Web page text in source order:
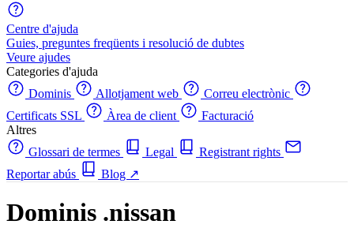
Centre d'ajuda
Guies, preguntes freqüents i resolució de dubtes
Veure ajudes
Categories d'ajuda
Dominis
Allotjament web
Correu electrònic
Certificats SSL
Àrea de client
Facturació
Altres
Glossari de termes
Legal
Registrant rights
Reportar abús
Blog ↗
Dominis .nissan